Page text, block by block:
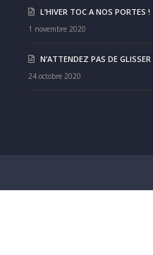
L’HIVER TOC A NOS PORTES !
1 novembre 2020
N’ATTENDEZ PAS DE
24 octobre 2020